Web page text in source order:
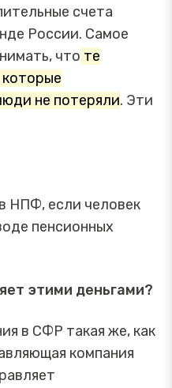
счета
России. Самое
что те
которые
не потеряли. Эти
НПФ, если человек
пенсионных
этими деньгами?
в СФР такая же, как
компания